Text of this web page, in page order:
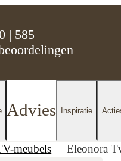
| 585
Advies Inspiratie
meubels Eleonora